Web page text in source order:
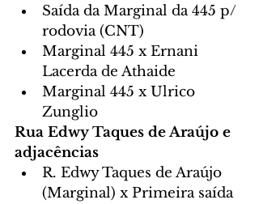
Saída da Marginal da 445 p/
rodovia (CNT)
Marginal 445 x Ernani
Lacerda de Athaide
Marginal 445 x Ulrico
Zunglio
Rua Edwy Taques de Araújo e
adjacências
R. Edwy Taques de Araújo
(Marginal) x Primeira saída